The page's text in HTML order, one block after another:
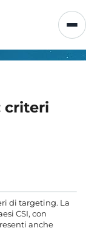
criteri
di targeting. La
CSI, con
anche